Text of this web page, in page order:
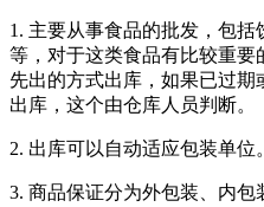
1. 主要从事食品的批发，包
等，对于这类食品有比较重要
先出的方式出库，如果已过期
出库，这个由仓库人员判断。
2. 出库可以自动适应包装单位
3. 商品保证分为外包装、内